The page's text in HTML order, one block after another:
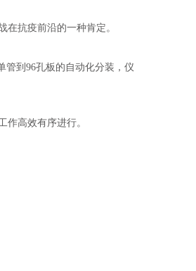
抗疫前沿的一种肯定。
管到96孔板的自动化分装，仪
高效有序进行。